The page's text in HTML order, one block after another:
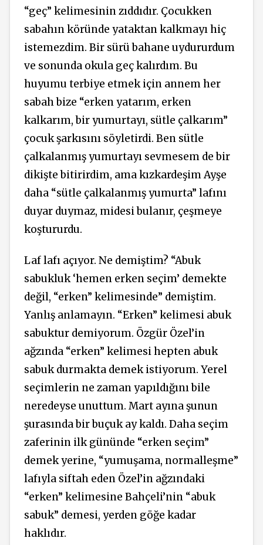
“geç” kelimesinin zıddıdır. Çocukken
sabahın köründe yataktan kalkmayı hiç
istemezdim. Bir sürü bahane uydururdum
ve sonunda okula geç kalırdım. Bu
huyumu terbiye etmek için annem her
sabah bize “erken yatarım, erken
kalkarım, bir yumurtayı, sütle çalkarım”
çocuk şarkısını söyletirdi. Ben sütle
çalkalanmış yumurtayı sevmesem de bir
dikişte bitirirdim, ama kızkardeşim Ayşe
daha “sütle çalkalanmış yumurta” lafını
duyar duymaz, midesi bulanır, çeşmeye
koştururdu.
Laf lafı açıyor. Ne demiştim? “Abuk
sabukluk ‘hemen erken seçim’ demekte
değil, “erken” kelimesinde” demiştim.
Yanlış anlamayın. “Erken” kelimesi abuk
sabuktur demiyorum. Özgür Özel’in
ağzında “erken” kelimesi hepten abuk
sabuk durmakta demek istiyorum. Yerel
seçimlerin ne zaman yapıldığını bile
neredeyse unuttum. Mart ayına şunun
şurasında bir buçuk ay kaldı. Daha seçim
zaferinin ilk gününde “erken seçim”
demek yerine, “yumuşama, normalleşme”
lafıyla siftah eden Özel’in ağzındaki
“erken” kelimesine Bahçeli’nin “abuk
sabuk” demesi, yerden göğe kadar
haklıdır.